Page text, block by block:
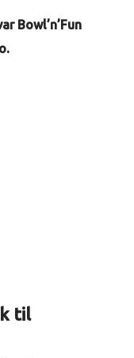
Bowl’n’Fun
til